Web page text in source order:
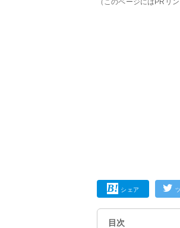
（このページにはPRリ
シェア
目次